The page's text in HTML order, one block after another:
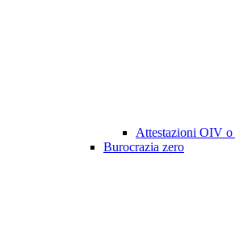
Attestazioni OIV o
Burocrazia zero